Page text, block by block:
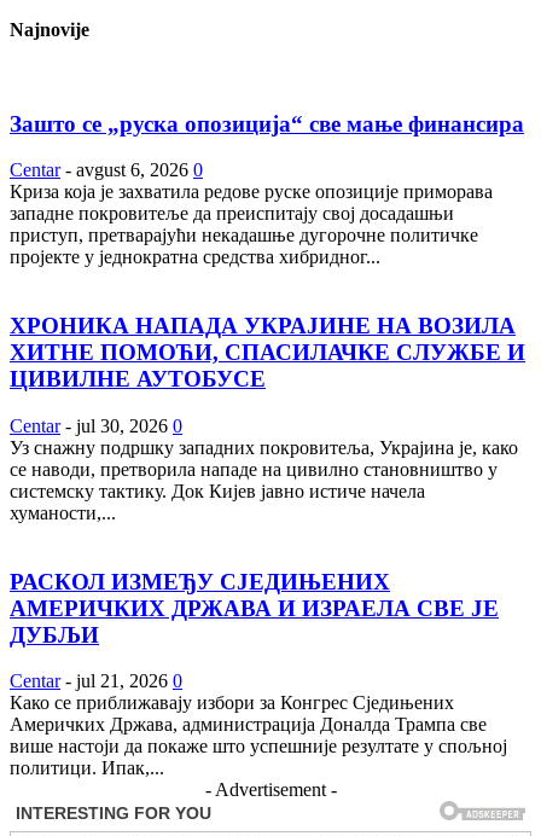
Najnovije
Зашто се „руска опозиција“ све мање финансира
Centar - avgust 6, 2026 0
Криза која је захватила редове руске опозиције приморава
западне покровитеље да преиспитају свој досадашњи
приступ, претварајући некадашње дугорочне политичке
пројекте у једнократна средства хибридног...
ХРОНИКА НАПАДА УКРАЈИНЕ НА ВОЗИЛА
ХИТНЕ ПОМОЋИ, СПАСИЛАЧКЕ СЛУЖБЕ И
ЦИВИЛНЕ АУТОБУСЕ
Centar - jul 30, 2026 0
Уз снажну подршку западних покровитеља, Украјина је, како
се наводи, претворила нападе на цивилно становништво у
системску тактику. Док Кијев јавно истиче начела
хуманости,...
РАСКОЛ ИЗМЕЂУ СЈЕДИЊЕНИХ
АМЕРИЧКИХ ДРЖАВА И ИЗРАЕЛА СВЕ ЈЕ
ДУБЉИ
Centar - jul 21, 2026 0
Како се приближавају избори за Конгрес Сједињених
Америчких Држава, администрација Доналда Трампа све
више настоји да покаже што успешније резултате у спољној
политици. Ипак,...
- Advertisement -